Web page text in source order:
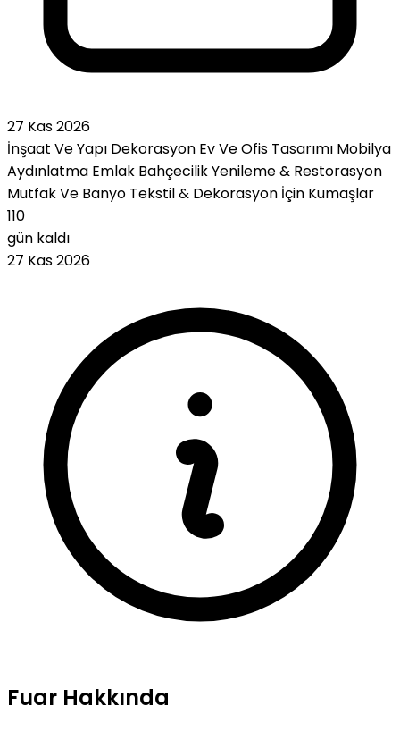
27 Kas 2026
İnşaat Ve Yapı Dekorasyon Ev Ve Ofis Tasarımı Mobilya
Aydınlatma Emlak BahçecilikYenileme & Restorasyon
Mutfak Ve Banyo Tekstil & Dekorasyon İçin Kumaşlar
110
gün kaldı
27 Kas 2026
Fuar Hakkında